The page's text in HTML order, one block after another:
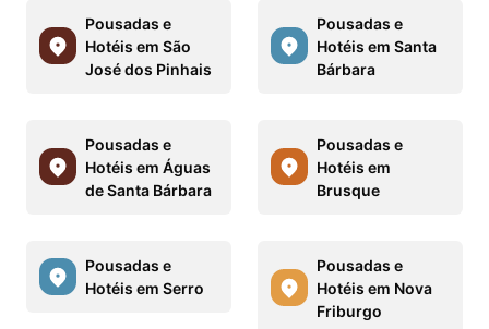
Pousadas e
Hotéis em São
José dos Pinhais
Pousadas e
Hotéis em Santa
Bárbara
Pousadas e
Hotéis em Águas
de Santa Bárbara
Pousadas e
Hotéis em
Brusque
Pousadas e
Hotéis em Serro
Pousadas e
Hotéis em Nova
Friburgo